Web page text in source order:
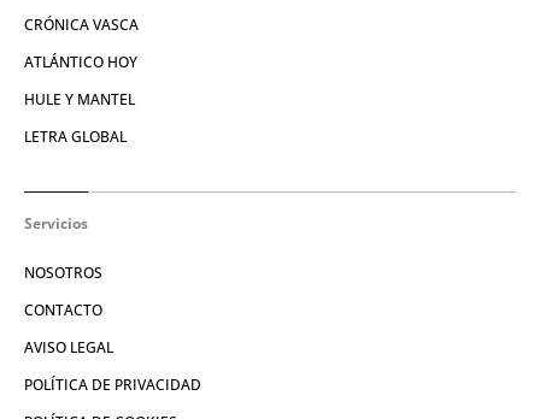
CRÓNICA VASCA
ATLÁNTICO HOY
HULE Y MANTEL
LETRA GLOBAL
Servicios
NOSOTROS
CONTACTO
AVISO LEGAL
POLÍTICA DE PRIVACIDAD